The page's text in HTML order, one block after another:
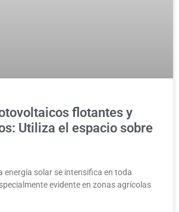
flotantes y
Utiliza el espacio sobre
energía solar se intensifica en toda
evidente en zonas agrícolas